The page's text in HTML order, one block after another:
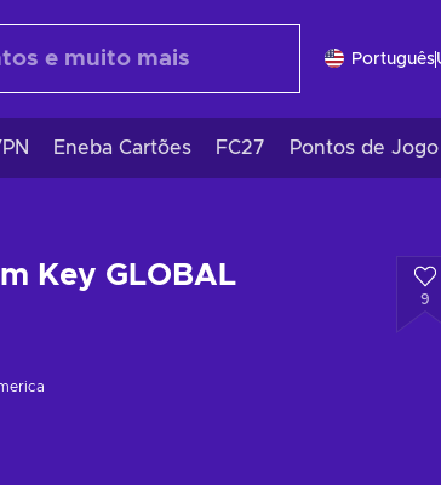
Português
Eneba Cartões FC27 Pontos de Jogo
Key GLOBAL
9